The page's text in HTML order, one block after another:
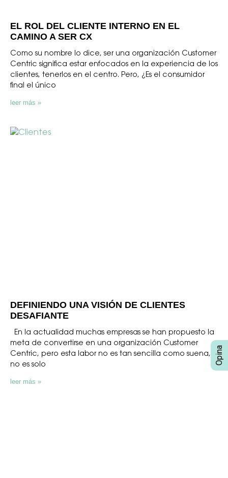
EL ROL DEL CLIENTE INTERNO EN EL
CAMINO A SER CX
Como su nombre lo dice, ser una organización Customer
Centric significa estar enfocados en la experiencia de los
clientes, tenerlos en el centro. Pero, ¿Es el consumidor
final el único
leer más »
DEFINIENDO UNA VISIÓN DE CLIENTES
DESAFIANTE
En la actualidad muchas empresas se han propuesto la
meta de convertirse en una organización Customer
Centric, pero esta labor no es tan sencilla como suena,
no es solo
leer más »